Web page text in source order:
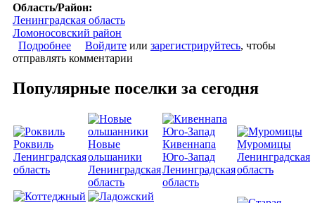
Область/Район:
Ленинградская область
Ломоносовский район
Подробнее о Коттеджный поселок «Горки 3»
Войдите или зарегистрируйтесь, чтобы
отправлять комментарии
Популярные поселки за сегодня
Роквиль
Ленинградская
область
Новые
ольшаники
Ленинградская
область
Кивеннапа
Юго-Запад
Ленинградская
область
Муромицы
Ленинградская
область